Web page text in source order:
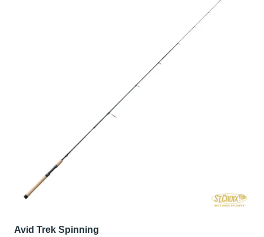
Avid Trek Spinning